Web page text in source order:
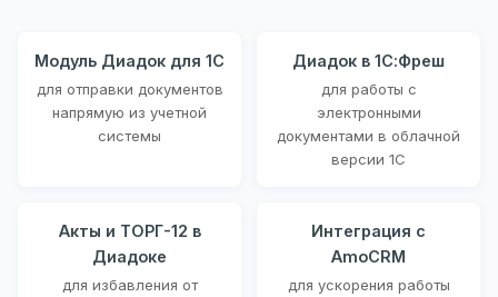
Модуль Диадок для 1С
для отправки документов
напрямую из учетной
системы
Диадок в 1С:Фреш
для работы с
электронными
документами в облачной
версии 1С
Акты и ТОРГ-12 в
Диадоке
для избавления от
Интеграция с
AmoCRM
для ускорения работы